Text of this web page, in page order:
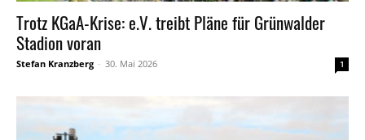
Trotz KGaA-Krise: e.V. treibt Pläne für Grünwalder
Stadion voran
Stefan Kranzberg - 30. Mai 2026 1